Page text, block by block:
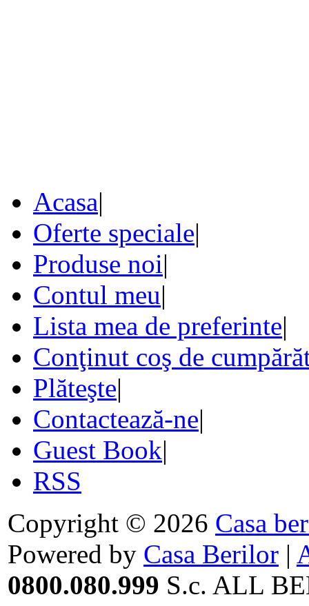
Acasa|
Oferte speciale|
Produse noi|
Contul meu|
Lista mea de preferinte|
Conţinut coş de
Plăteşte|
Contactează-ne|
Guest Book|
RSS
Copyright © 2026 Casa
Powered by Casa Berilor |
0800.080.999 S.c. ALL